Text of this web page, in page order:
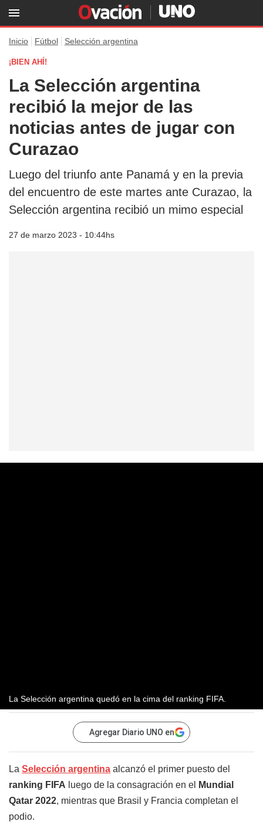
Inicio Fútbol Selección argentina
¡BIEN AHÍ!
La Selección argentina
recibió la mejor de las
noticias antes de jugar con
Curazao
Luego del triunfo ante Panamá y en la previa
del encuentro de este martes ante Curazao, la
Selección argentina recibió un mimo especial
27 de marzo 2023 - 10:44hs
La Selección argentina quedó en la cima del ranking FIFA.
Agregar Diario UNO en
La Selección argentina alcanzó el primer puesto del
ranking FIFA luego de la consagración en el
Mundial
Qatar 2022, mientras que Brasil y Francia completan el
podio.